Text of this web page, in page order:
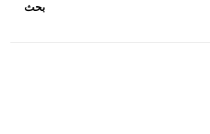
بحث